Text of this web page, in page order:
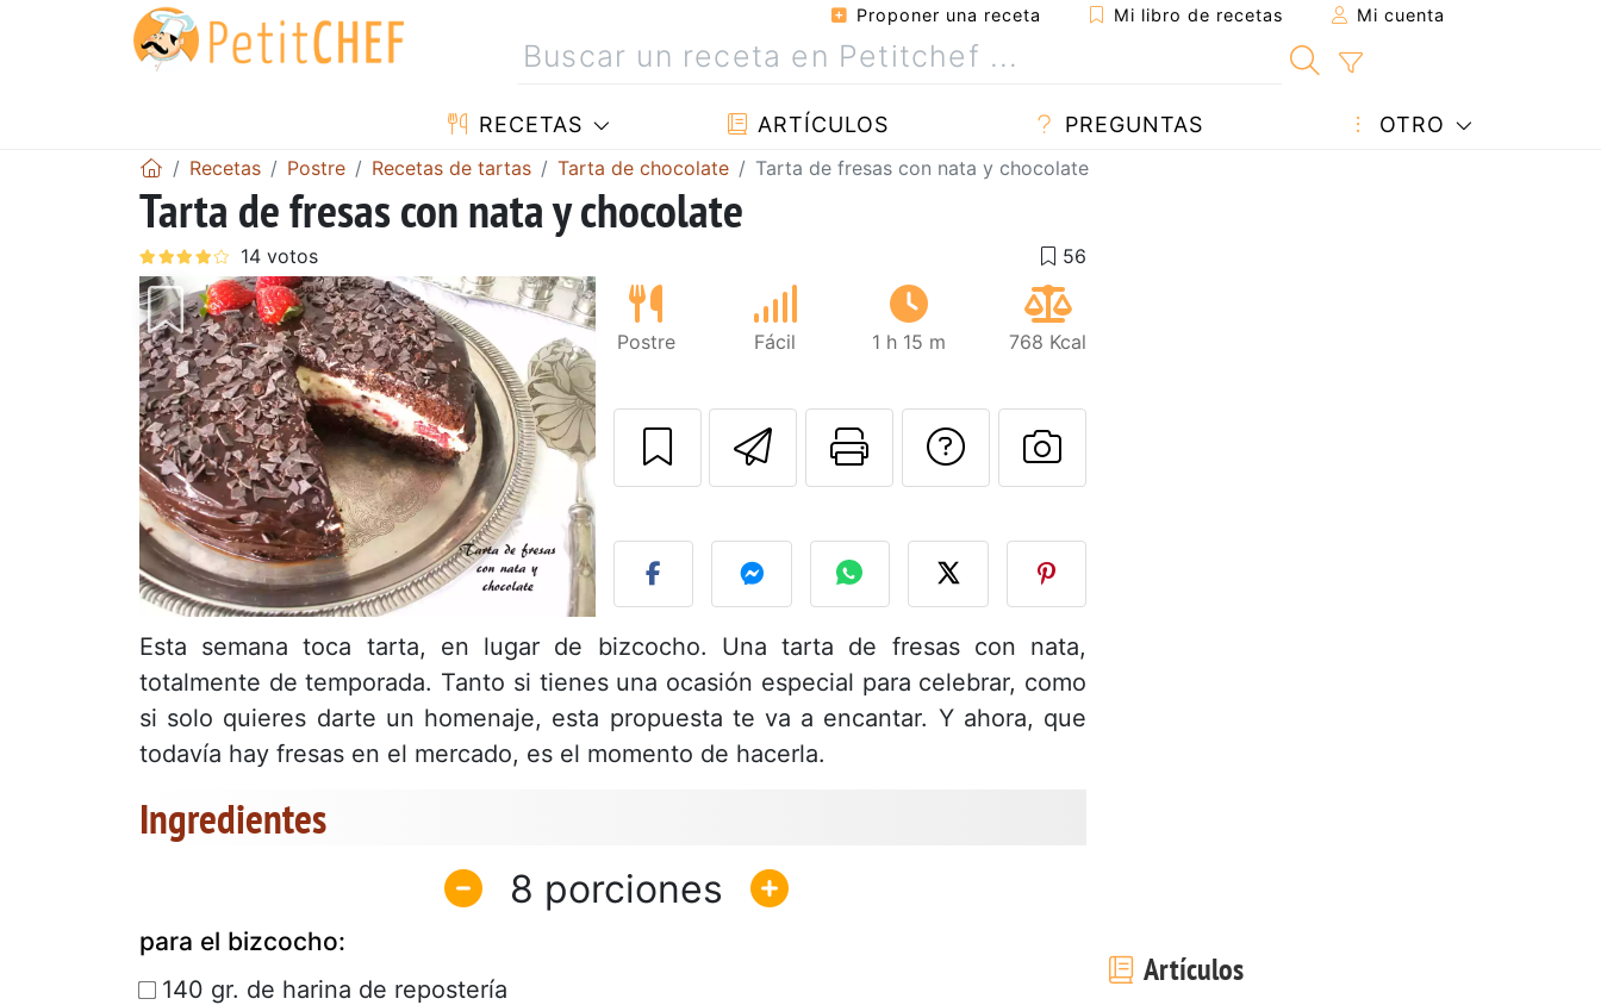
Proponer una receta Mi libro de recetas Mi cuenta
RECETAS ARTÍCULOS PREGUNTAS OTRO
Recetas Postre Recetas de tartas Tarta de chocolate Tarta de fresas con nata y chocolate
Tarta de fresas con nata y chocolate
Postre Fácil 1 h 15 m 768 Kcal
Enviar esta receta a un amigo
Imprimir esta página
Preguntar al autor
Publicar la foto de esta receta
Esta semana toca tarta, en lugar de bizcocho. Una tarta de fresas con nata,
totalmente de temporada. Tanto si tienes una ocasión especial para celebrar, como
si solo quieres darte un homenaje, esta propuesta te va a encantar. Y ahora, que
todavía hay fresas en el mercado, es el momento de hacerla.
Ingredientes
8
para el bizcocho:
140 gr. de harina de repostería
Artículos